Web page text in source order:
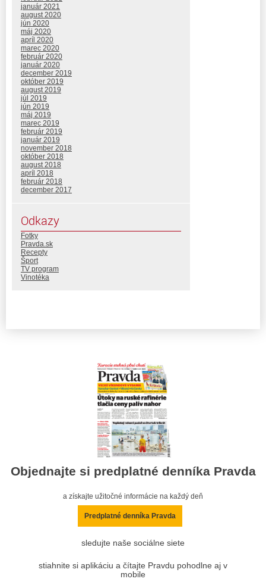
január 2021
august 2020
jún 2020
máj 2020
apríl 2020
marec 2020
február 2020
január 2020
december 2019
október 2019
august 2019
júl 2019
jún 2019
máj 2019
marec 2019
február 2019
január 2019
november 2018
október 2018
august 2018
apríl 2018
február 2018
december 2017
Odkazy
Fotky
Pravda.sk
Recepty
Šport
TV program
Vinotéka
Objednajte si predplatné denníka Pravda
a získajte užitočné informácie na každý deň
Predplatné denníka Pravda
sledujte naše sociálne siete
stiahnite si aplikáciu a čítajte Pravdu pohodlne aj v
mobile